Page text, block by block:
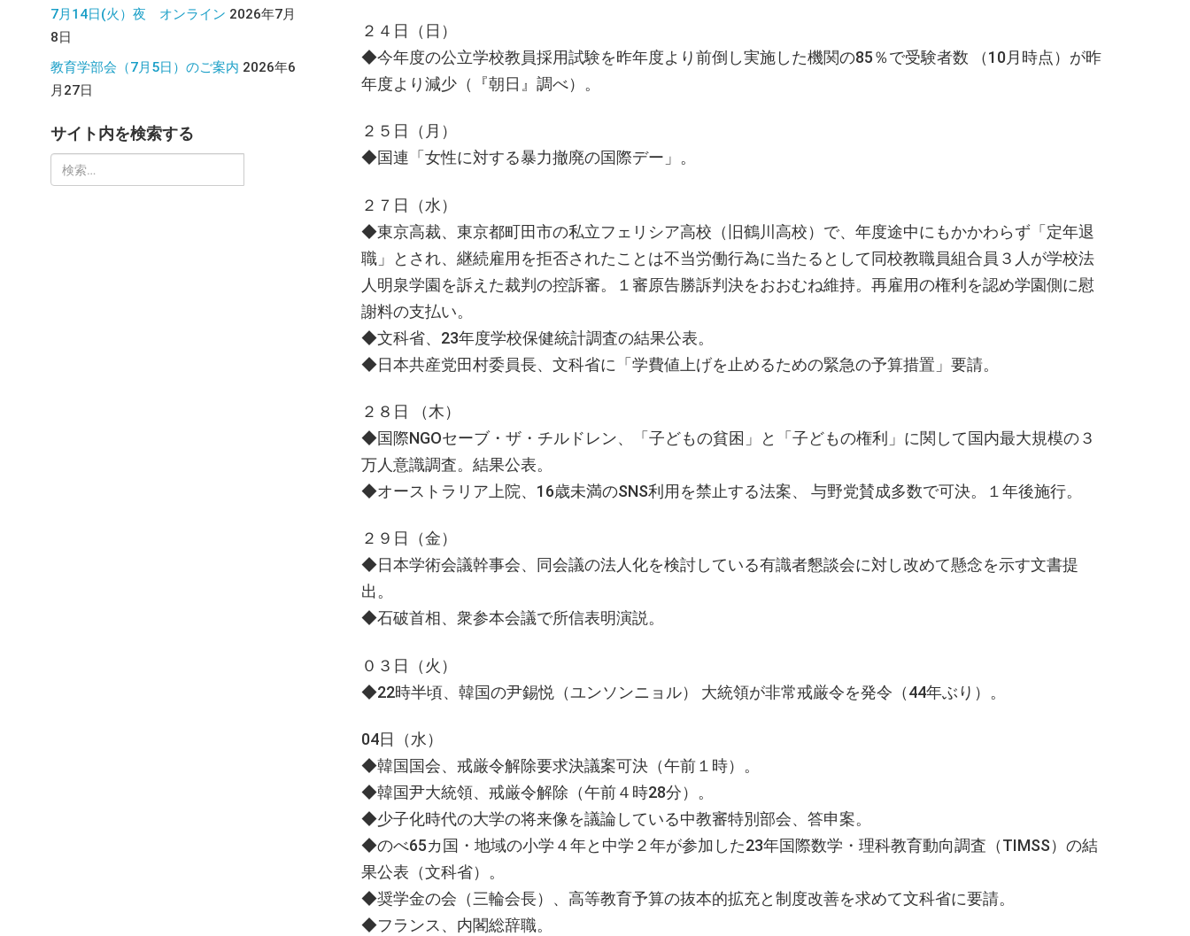
２４日（日）
◆今年度の公立学校教員採用試験を昨年度より前倒し実施した機関の85％で受験者数 （10月時点）が昨
年度より減少（『朝日』調べ）。
２５日（月）
◆国連「女性に対する暴力撤廃の国際デー」。
２７日（水）
◆東京高裁、東京都町田市の私立フェリシア高校（旧鶴川高校）で、年度途中にもかかわらず「定年退
職」とされ、継続雇用を拒否されたことは不当労働行為に当たるとして同校教職員組合員３人が学校法
人明泉学園を訴えた裁判の控訴審。１審原告勝訴判決をおおむね維持。再雇用の権利を認め学園側に慰
謝料の支払い。
◆文科省、23年度学校保健統計調査の結果公表。
◆日本共産党田村委員長、文科省に「学費値上げを止めるための緊急の予算措置」要請。
２８日 （木）
◆国際NGOセーブ・ザ・チルドレン、「子どもの貧困」と「子どもの権利」に関して国内最大規模の３
万人意識調査。結果公表。
◆オーストラリア上院、16歳未満のSNS利用を禁止する法案、 与野党賛成多数で可決。１年後施行。
２９日（金）
◆日本学術会議幹事会、同会議の法人化を検討している有識者懇談会に対し改めて懸念を示す文書提
出。
◆石破首相、衆参本会議で所信表明演説。
０３日（火）
◆22時半頃、韓国の尹錫悦（ユンソンニョル） 大統領が非常戒厳令を発令（44年ぶり）。
04日（水）
◆韓国国会、戒厳令解除要求決議案可決（午前１時）。
◆韓国尹大統領、戒厳令解除（午前４時28分）。
◆少子化時代の大学の将来像を議論している中教審特別部会、答申案。
◆のべ65カ国・地域の小学４年と中学２年が参加した23年国際数学・理科教育動向調査（TIMSS）の結
果公表（文科省）。
◆奨学金の会（三輪会長）、高等教育予算の抜本的拡充と制度改善を求めて文科省に要請。
◆フランス、内閣総辞職。
7月14日(火）夜 オンライン 2026年7月
8日
教育学部会（7月5日）のご案内 2026年6
月27日
サイト内を検索する
検
索: